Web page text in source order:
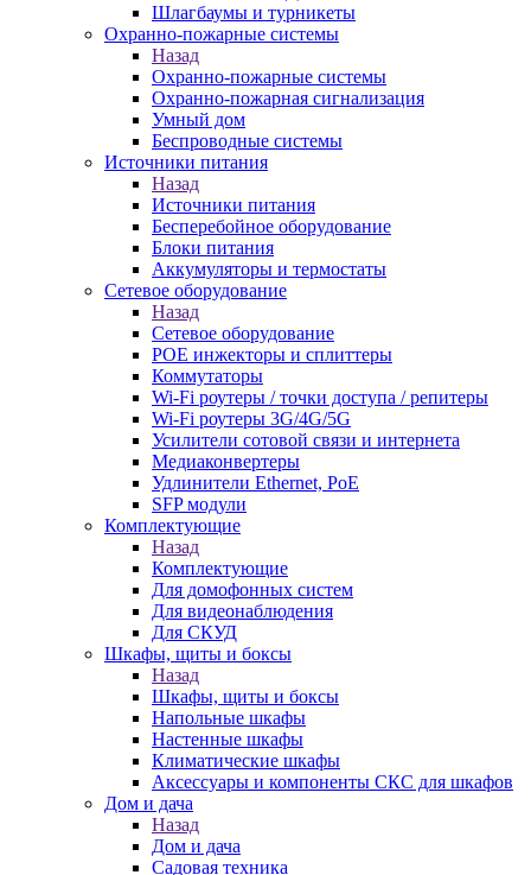
Шлагбаумы и турникеты
Охранно-пожарные системы
Назад
Охранно-пожарные системы
Охранно-пожарная сигнализация
Умный дом
Беспроводные системы
Источники питания
Назад
Источники питания
Бесперебойное оборудование
Блоки питания
Аккумуляторы и термостаты
Сетевое оборудование
Назад
Сетевое оборудование
POE инжекторы и сплиттеры
Коммутаторы
Wi-Fi роутеры / точки доступа / репитеры
Wi-Fi роутеры 3G/4G/5G
Усилители сотовой связи и интернета
Медиаконвертеры
Удлинители Ethernet, PoE
SFP модули
Комплектующие
Назад
Комплектующие
Для домофонных систем
Для видеонаблюдения
Для СКУД
Шкафы, щиты и боксы
Назад
Шкафы, щиты и боксы
Напольные шкафы
Настенные шкафы
Климатические шкафы
Аксессуары и компоненты СКС для шкафов
Дом и дача
Назад
Дом и дача
Садовая техника